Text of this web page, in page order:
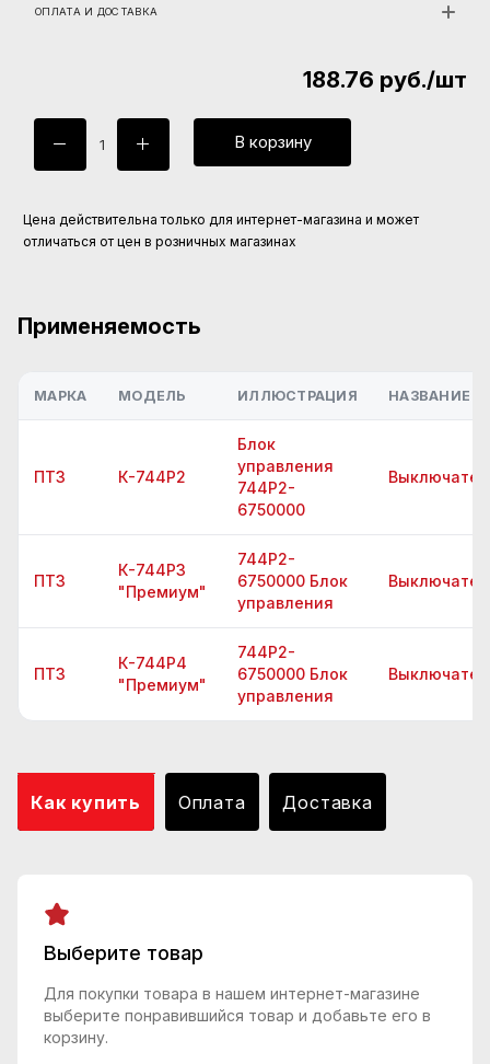
ОПЛАТА И ДОСТАВКА
188.76 руб./шт
В корзину
Цена действительна только для интернет-магазина и может
отличаться от цен в розничных магазинах
Применяемость
МАРКА МОДЕЛЬ ИЛЛЮСТРАЦИЯ НАЗВАНИЕ
ПТЗ К-744Р2
Блок
управления
744Р2-
6750000
ПТЗ
К-744Р3
"Премиум"
744Р2-
6750000 Блок
управления
ПТЗ
К-744Р4
"Премиум"
744Р2-
6750000 Блок
управления
Как купить Оплата Доставка
Выберите товар
Для покупки товара в нашем интернет-магазине
выберите понравившийся товар и добавьте его в
корзину.